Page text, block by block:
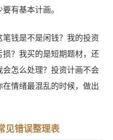
有基本计画。
钱是不是闲钱？我的投资
？我买的是短期题材，还
怎么处理？投资计画不会
情绪最混乱的时候，做出
见错误整理表